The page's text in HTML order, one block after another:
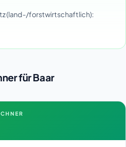
(land-/forstwirtschaftlich):
für Baar